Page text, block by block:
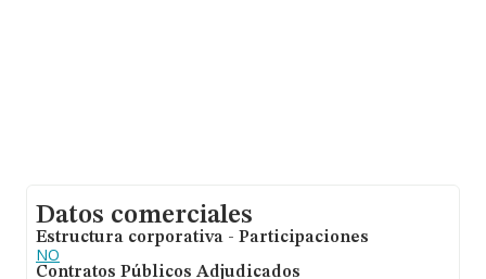
Datos comerciales
Estructura corporativa - Participaciones
NO
Contratos Públicos Adjudicados